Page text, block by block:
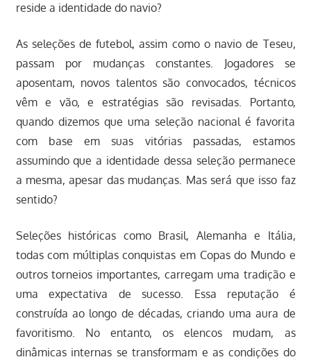
reside a identidade do navio?
As seleções de futebol, assim como o navio de Teseu,
passam por mudanças constantes. Jogadores se
aposentam, novos talentos são convocados, técnicos
vêm e vão, e estratégias são revisadas. Portanto,
quando dizemos que uma seleção nacional é favorita
com base em suas vitórias passadas, estamos
assumindo que a identidade dessa seleção permanece
a mesma, apesar das mudanças. Mas será que isso faz
sentido?
Seleções históricas como Brasil, Alemanha e Itália,
todas com múltiplas conquistas em Copas do Mundo e
outros torneios importantes, carregam uma tradição e
uma expectativa de sucesso. Essa reputação é
construída ao longo de décadas, criando uma aura de
favoritismo. No entanto, os elencos mudam, as
dinâmicas internas se transformam e as condições do